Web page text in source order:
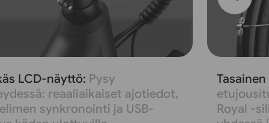
LCD-näyttö: Pysy
reaaliaikaiset ajotiedot,
synkronointi ja USB-
Royal -